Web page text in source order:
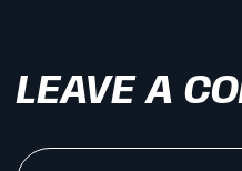
LEAVE A